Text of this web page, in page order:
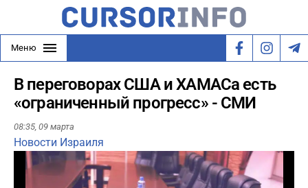
Меню
В переговорах США и ХАМАСа есть
«ограниченный прогресс» - СМИ
08:35, 09 марта
Новости Израиля